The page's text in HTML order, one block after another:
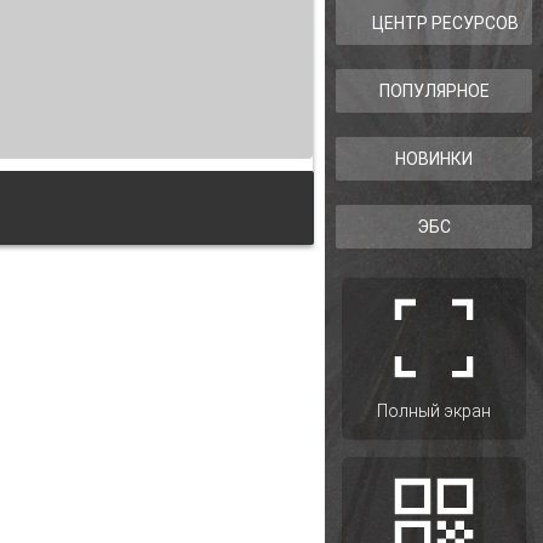
его дальнейшего
ЦЕНТР РЕСУРСОВ
ПОПУЛЯРНОЕ
НОВИНКИ
ЭБС
Полный экран